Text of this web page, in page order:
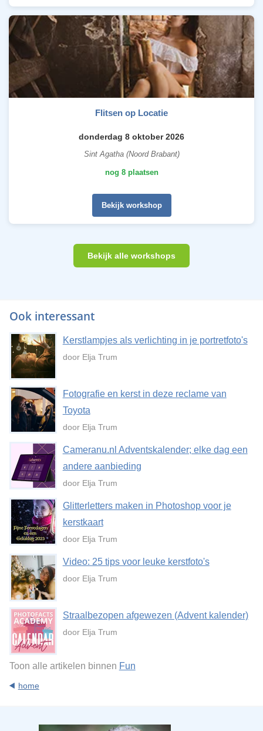
Flitsen op Locatie
donderdag 8 oktober 2026
Sint Agatha (Noord Brabant)
nog 8 plaatsen
Bekijk workshop
Bekijk alle workshops
Ook interessant
Kerstlampjes als verlichting in je portretfoto's
door Elja Trum
Fotografie en kerst in deze reclame van
Toyota
door Elja Trum
Cameranu.nl Adventskalender; elke dag een
andere aanbieding
door Elja Trum
Glitterletters maken in Photoshop voor je
kerstkaart
door Elja Trum
Video: 25 tips voor leuke kerstfoto's
door Elja Trum
Straalbezopen afgewezen (Advent kalender)
door Elja Trum
Toon alle artikelen binnen Fun
home